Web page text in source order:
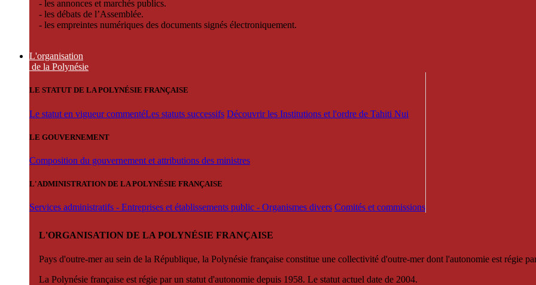
- les annonces et marchés publics.
- les débats de l’Assemblée.
- les empreintes numériques des documents signés électroniquement.
L'organisation
de la Polynésie
LE STATUT DE LA POLYNÉSIE FRANÇAISE
Le statut en vigueur commentéLes statuts successifs Découvrir les Institutions et l'ordre de Tahiti Nui
LE GOUVERNEMENT
Composition du gouvernement et attributions des ministres
L'ADMINISTRATION DE LA POLYNÉSIE FRANÇAISE
Services administratifs - Entreprises et établissements public - Organismes divers Comités et commissions
L'ORGANISATION DE LA POLYNÉSIE FRANÇAISE
Pays d'outre-mer au sein de la République, la Polynésie française constitue une collectivité d'outre-mer dont l'autonomie est régie
La Polynésie française est régie par un statut d'autonomie depuis 1958. Le statut actuel date de 2004.